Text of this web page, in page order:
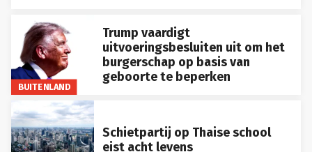
BUITENLAND
Trump vaardigt
uitvoeringsbesluiten uit om het
burgerschap op basis van
geboorte te beperken
Schietpartij op Thaise school
eist acht levens